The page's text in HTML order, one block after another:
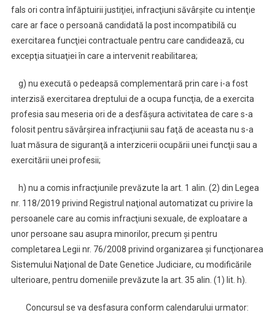
fals ori contra înfăptuirii justiţiei, infracţiuni săvârşite cu intenţie
care ar face o persoană candidată la post incompatibilă cu
exercitarea funcţiei contractuale pentru care candidează, cu
excepţia situaţiei în care a intervenit reabilitarea;
g) nu execută o pedeapsă complementară prin care i-a fost
interzisă exercitarea dreptului de a ocupa funcţia, de a exercita
profesia sau meseria ori de a desfăşura activitatea de care s-a
folosit pentru săvârşirea infracţiunii sau faţă de aceasta nu s-a
luat măsura de siguranţă a interzicerii ocupării unei funcţii sau a
exercitării unei profesii;
h) nu a comis infracţiunile prevăzute la art. 1 alin. (2) din Legea
nr. 118/2019 privind Registrul naţional automatizat cu privire la
persoanele care au comis infracţiuni sexuale, de exploatare a
unor persoane sau asupra minorilor, precum şi pentru
completarea Legii nr. 76/2008 privind organizarea şi funcţionarea
Sistemului Naţional de Date Genetice Judiciare, cu modificările
ulterioare, pentru domeniile prevăzute la art. 35 alin. (1) lit. h).
Concursul se va desfasura conform calendarului urmator: